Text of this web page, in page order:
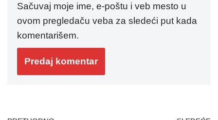
Sačuvaj moje ime, e-poštu i veb mesto u
ovom pregledaču veba za sledeći put kada
komentarišem.